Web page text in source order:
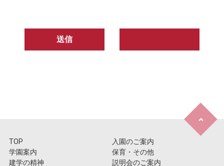
TOP
学園案内
建学の精神
入園のご案内
保育・その他
説明会のご案内